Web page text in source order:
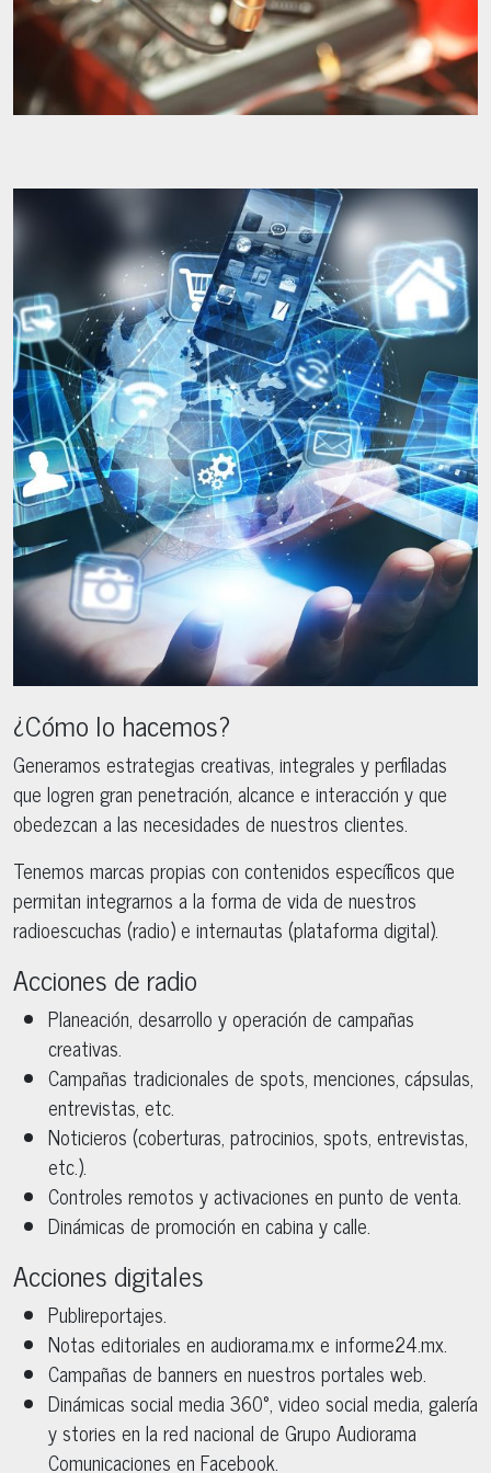
¿Cómo lo hacemos?
Generamos estrategias creativas, integrales y perfiladas
que logren gran penetración, alcance e interacción y que
obedezcan a las necesidades de nuestros clientes.
Tenemos marcas propias con contenidos específicos que
permitan integrarnos a la forma de vida de nuestros
radioescuchas (radio) e internautas (plataforma digital).
Acciones de radio
Planeación, desarrollo y operación de campañas
creativas.
Campañas tradicionales de spots, menciones, cápsulas,
entrevistas, etc.
Noticieros (coberturas, patrocinios, spots, entrevistas,
etc.).
Controles remotos y activaciones en punto de venta.
Dinámicas de promoción en cabina y calle.
Acciones digitales
Publireportajes.
Notas editoriales en audiorama.mx e informe24.mx.
Campañas de banners en nuestros portales web.
Dinámicas social media 360°, video social media, galería
y stories en la red nacional de Grupo Audiorama
Comunicaciones en Facebook.